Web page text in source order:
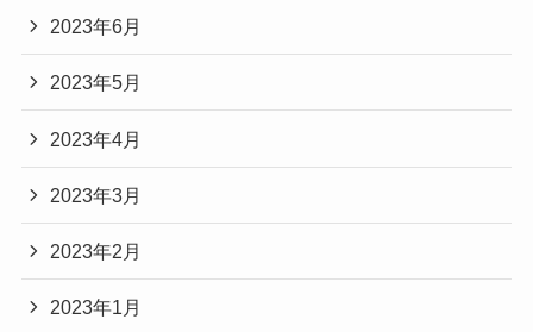
2023年6月
2023年5月
2023年4月
2023年3月
2023年2月
2023年1月